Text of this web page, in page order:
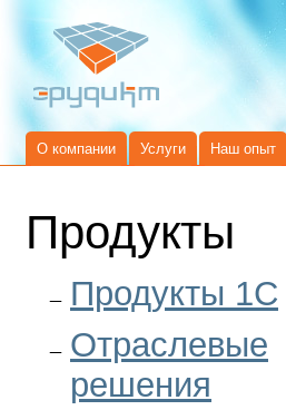
О компании Услуги Наш опыт
Продукты
Продукты 1C
Отраслевые
решения